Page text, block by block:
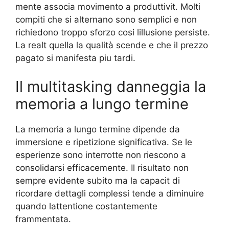
mente associa movimento a produttivit. Molti
compiti che si alternano sono semplici e non
richiedono troppo sforzo cosi lillusione persiste.
La realt quella la qualità scende e che il prezzo
pagato si manifesta piu tardi.
Il multitasking danneggia la
memoria a lungo termine
La memoria a lungo termine dipende da
immersione e ripetizione significativa. Se le
esperienze sono interrotte non riescono a
consolidarsi efficacemente. Il risultato non
sempre evidente subito ma la capacit di
ricordare dettagli complessi tende a diminuire
quando lattentione costantemente
frammentata.